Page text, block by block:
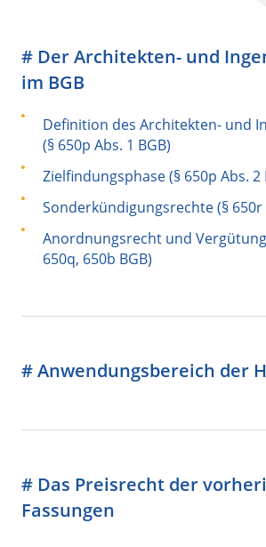
# Der Architekten- und
im BGB
Definition des Architekten- und
(§ 650p Abs. 1 BGB)
Zielfindungsphase (§ 650p Abs. 2
Sonderkündigungsrechte (§ 650r
Anordnungsrecht und
650q, 650b BGB)
# Anwendungsbereich der
# Das Preisrecht der
Fassungen